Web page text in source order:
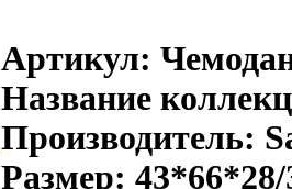
Артикул:
Название
Производитель:
Размер: